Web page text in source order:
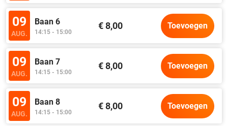
09
AUG.
Baan 6
14:15 - 15:00
€ 8,00 Toevoegen
09
AUG.
Baan 7
14:15 - 15:00
€ 8,00 Toevoegen
09
AUG.
Baan 8
14:15 - 15:00
€ 8,00 Toevoegen